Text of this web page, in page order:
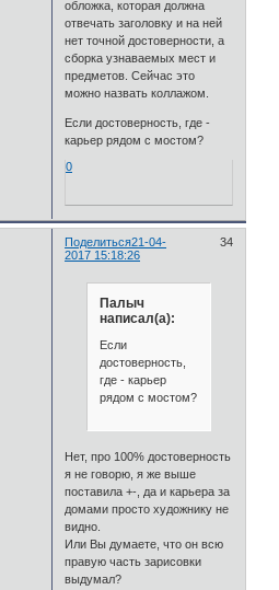
обложка, которая должна
отвечать заголовку и на ней
нет точной достоверности, а
сборка узнаваемых мест и
предметов. Сейчас это
можно назвать коллажом.
Если достоверность, где -
карьер рядом с мостом?
0
Поделиться 34
21-04-
2017 15:18:26
Палыч
написал(а):
Если
достоверность,
где - карьер
рядом с мостом?
Нет, про 100% достоверность
я не говорю, я же выше
поставила +-, да и карьера за
домами просто художнику не
видно.
Или Вы думаете, что он всю
правую часть зарисовки
выдумал?